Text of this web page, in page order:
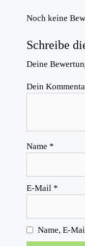
Noch keine
Schreibe
Deine
Dein
Name *
E-Mail *
Name, E-